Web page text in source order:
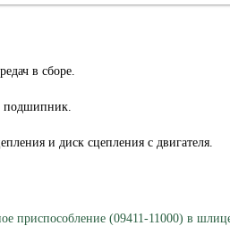
в сборе.
и диск сцепления с двигателя.
приспособление (09411-11000) в